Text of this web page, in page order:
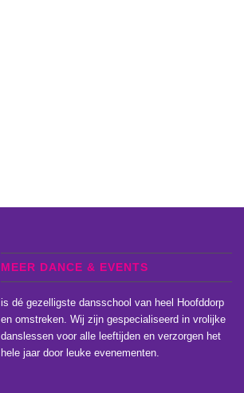
MEER DANCE & EVENTS
is dé gezelligste dansschool van heel Hoofddorp
en omstreken. Wij zijn gespecialiseerd in vrolijke
danslessen voor alle leeftijden en verzorgen het
hele jaar door leuke evenementen.